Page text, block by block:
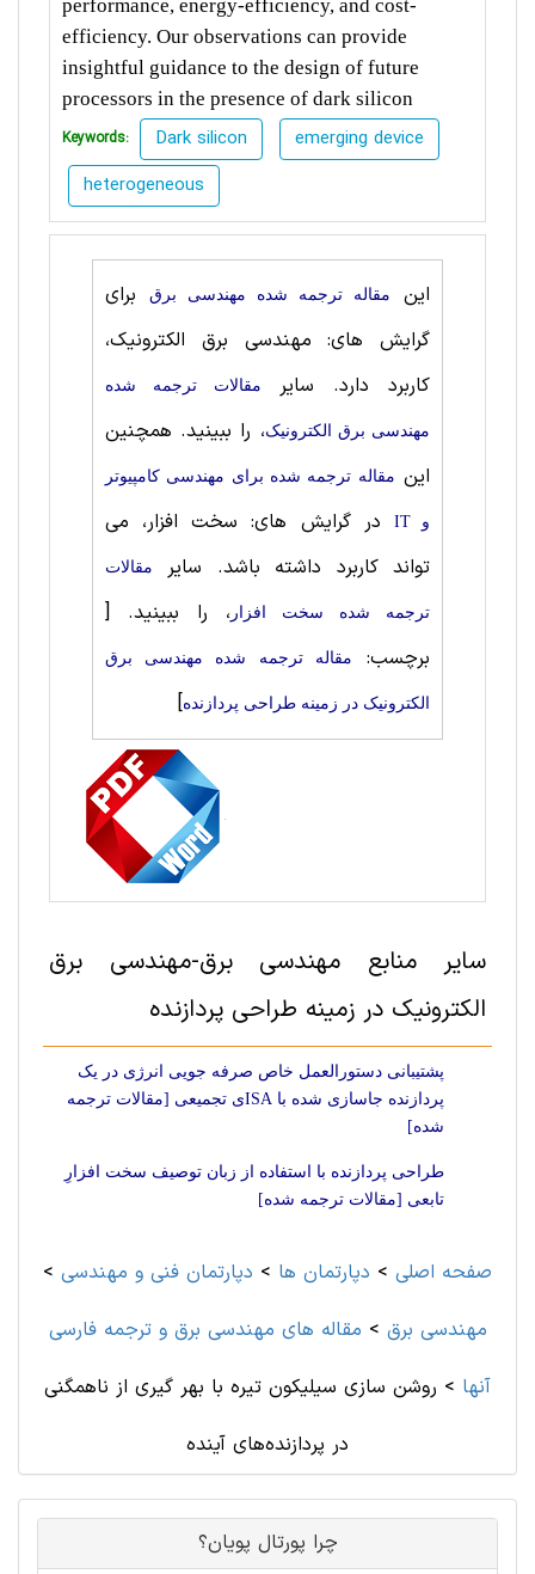
performance, energy-efficiency, and cost-
efficiency. Our observations can provide
insightful guidance to the design of future
processors in the presence of dark silicon
Keywords: Dark silicon
emerging device
heterogeneous
این مقاله ترجمه شده مهندسی برق
برای
گرایش های: مهندسی برق الکترونیک،
کاربرد دارد. سایر
مقالات ترجمه شده
مهندسی برق الکترونیک، را ببینید. همچنین
این مقاله ترجمه شده برای مهندسی کامپیوتر
و IT
در گرایش های: سخت ‌افزار، می
تواند کاربرد داشته باشد. سایر
مقالات
ترجمه شده سخت ‌افزار ، را ببینید. [
برچسب:
مقاله ترجمه شده مهندسی برق
الکترونیک در زمینه طراحی پردازنده]
سایر منابع مهندسی برق-مهندسی برق
الکترونیک در زمینه طراحی پردازنده
پشتیبانی دستورالعمل خاص صرفه جویی انرژی در یک
پردازنده جاسازی شده با ISAی تجمیعی [مقالات ترجمه
شده]
طراحی پردازنده با استفاده از زبان توصیف سخت افزارِ
تابعی [مقالات ترجمه شده]
صفحه اصلی > دپارتمان ها > دپارتمان فنی و مهندسی >
مهندسی برق > مقاله های مهندسی برق و ترجمه فارسی
آنها > روشن سازی سیلیکون تیره با بهر گیری از ناهمگنی
در پردازنده‌های آینده
چرا پورتال پویان؟